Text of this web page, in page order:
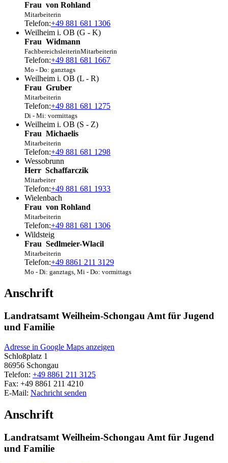
Frau von Rohland
Mitarbeiterin
Telefon:+49 881 681 1306
Weilheim i. OB (G - K)
Frau Widmann
FachbereichsleiterinMitarbeiterin
Telefon:+49 881 681 1667
Mo - Do: ganztags
Weilheim i. OB (L - R)
Frau Gruber
Mitarbeiterin
Telefon:+49 881 681 1275
Di - Mi: vormittags
Weilheim i. OB (S - Z)
Frau Michaelis
Mitarbeiterin
Telefon:+49 881 681 1298
Wessobrunn
Herr Schaffarczik
Mitarbeiter
Telefon:+49 881 681 1933
Wielenbach
Frau von Rohland
Mitarbeiterin
Telefon:+49 881 681 1306
Wildsteig
Frau Sedlmeier-Wlacil
Mitarbeiterin
Telefon:+49 8861 211 3129
Mo - Di: ganztags, Mi - Do: vormittags
Anschrift
Landratsamt Weilheim-Schongau Amt für Jugend
und Familie
Adresse in Google Maps anzeigen
Schloßplatz 1
86956 Schongau
Telefon: +49 8861 211 3125
Fax: +49 8861 211 4210
E-Mail: Nachricht senden
Anschrift
Landratsamt Weilheim-Schongau Amt für Jugend
und Familie